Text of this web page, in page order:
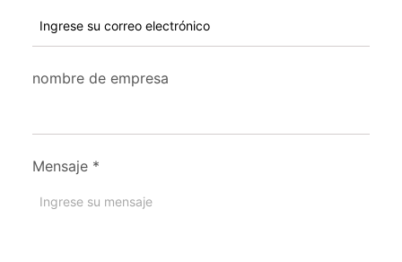
nombre de empresa
Mensaje *